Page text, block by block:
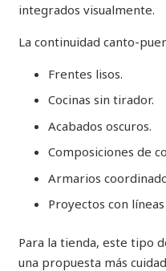
integrados visualmente.
La continuidad canto-
Frentes lisos.
Cocinas sin tirador.
Acabados oscuros.
Composiciones de
Armarios
Proyectos con
Para la tienda, este tipo
una propuesta más